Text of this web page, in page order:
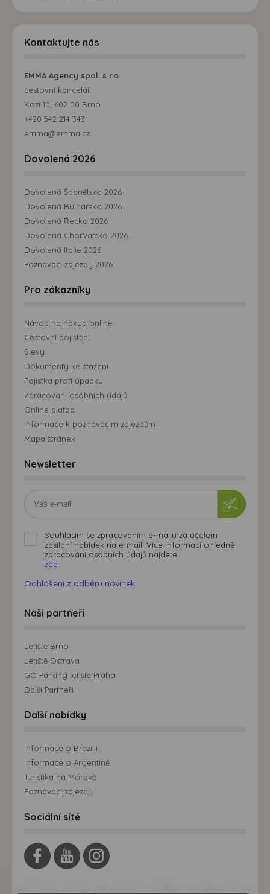
Kontaktujte nás
EMMA Agency spol. s r.o.
cestovní kancelář
Kozí 10, 602 00 Brno
+420 542 214 343
emma@emma.cz
Dovolená 2026
Dovolená Španělsko 2026
Dovolená Bulharsko 2026
Dovolená Řecko 2026
Dovolená Chorvatsko 2026
Dovolená Itálie 2026
Poznávací zájezdy 2026
Pro zákazníky
Návod na nákup online
Cestovní pojištění
Slevy
Dokumenty ke stažení
Pojistka proti úpadku
Zpracování osobních údajů
Online platba
Informace k poznávacím zájezdům
Mapa stránek
Newsletter
Souhlasím se zpracováním e-mailu za účelem
zasílání nabídek na e-mail. Více informací ohledně
zpracování osobních údajů najdete
zde.
Odhlášení z odběru novinek
Naši partneři
Letiště Brno
Letiště Ostrava
GO Parking letiště Praha
Další Partneři
Další nabídky
Informace o Brazílii
Informace o Argentině
Turistika na Moravě
Poznávací zájezdy
Sociální sítě